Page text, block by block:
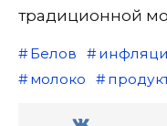
традиционной
Белов
молоко